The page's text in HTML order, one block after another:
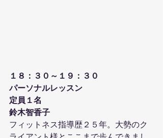
１８：３０～１９：３０
パーソナルレッスン
定員１名
鈴木智香子
フィットネス指導歴２５年。大勢のク